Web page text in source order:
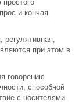
и кончая
при этом в
говорению
способной
с носителями